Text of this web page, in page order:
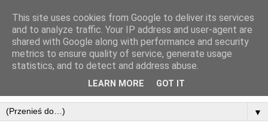
▼
This site uses cookies from Google to deliver its services
and to analyze traffic. Your IP address and user-agent are
shared with Google along with performance and security
metrics to ensure quality of service, generate usage
statistics, and to detect and address abuse.
LEARN MORE GOT IT